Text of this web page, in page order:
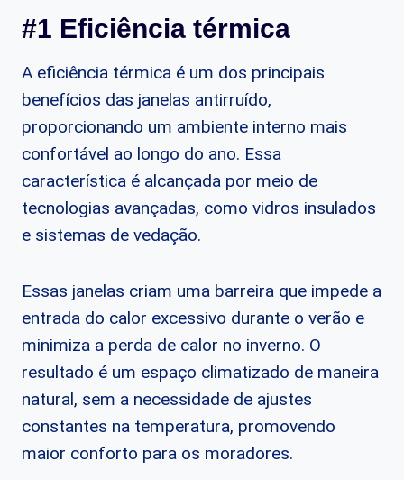
#1 Eficiência térmica
A eficiência térmica é um dos principais
benefícios das janelas antirruído,
proporcionando um ambiente interno mais
confortável ao longo do ano. Essa
característica é alcançada por meio de
tecnologias avançadas, como vidros insulados
e sistemas de vedação.
Essas janelas criam uma barreira que impede a
entrada do calor excessivo durante o verão e
minimiza a perda de calor no inverno. O
resultado é um espaço climatizado de maneira
natural, sem a necessidade de ajustes
constantes na temperatura, promovendo
maior conforto para os moradores.